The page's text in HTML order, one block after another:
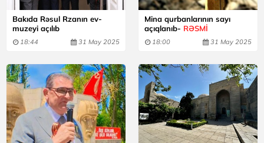
Bakıda Rəsul Rzanın ev-
muzeyi açılıb
18:44 31 May 2025
Mina qurbanlarının sayı
açıqlanıb- RƏSMİ
18:00 31 May 2025